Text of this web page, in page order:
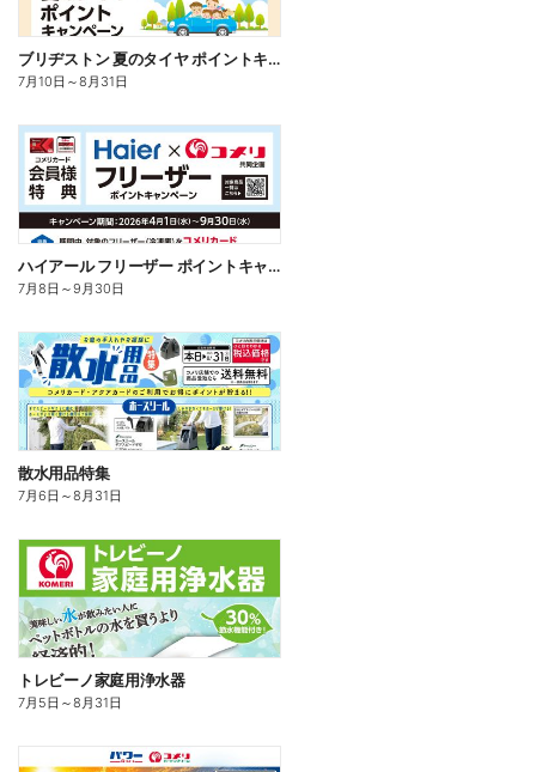
ブリヂストン 夏のタイヤ ポイントキャンペーン
7月10日 ～8月31日
ハイアール フリーザー ポイントキャンペーン
7月8日 ～9月30日
散水用品特集
7月6日 ～8月31日
トレビーノ家庭用浄水器
7月5日 ～8月31日